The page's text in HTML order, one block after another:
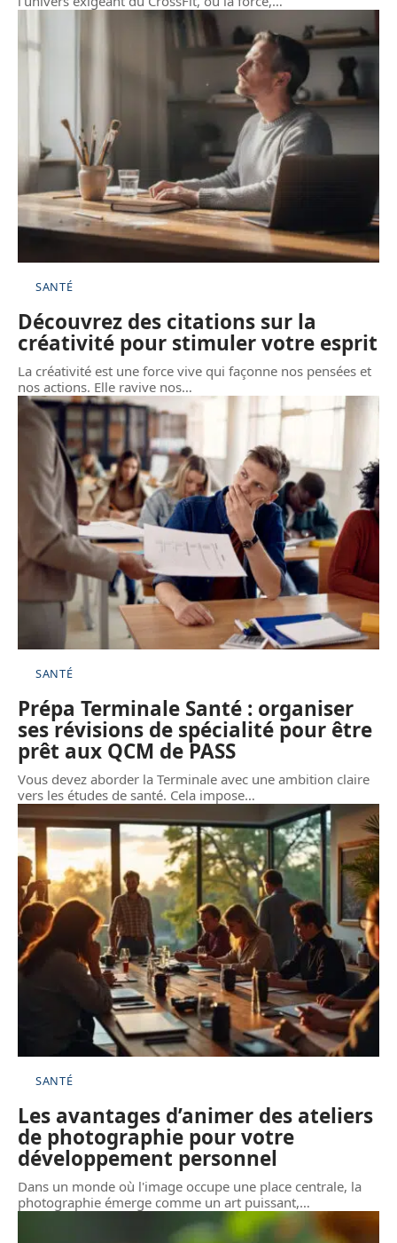
SANTÉ
Découvrez des citations sur la
créativité pour stimuler votre esprit
La créativité est une force vive qui façonne nos pensées et
nos actions. Elle ravive nos…
SANTÉ
Prépa Terminale Santé : organiser
ses révisions de spécialité pour être
prêt aux QCM de PASS
Vous devez aborder la Terminale avec une ambition claire
vers les études de santé. Cela impose…
SANTÉ
Les avantages d’animer des ateliers
de photographie pour votre
développement personnel
Dans un monde où l'image occupe une place centrale, la
photographie émerge comme un art puissant,…